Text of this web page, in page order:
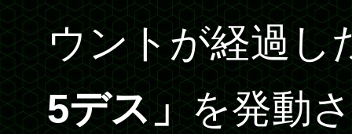
ウントが経過し
5デス」を発動